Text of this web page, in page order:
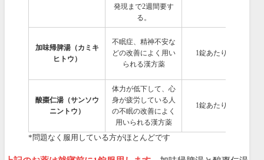
発現まで2週間要す
る。
加味帰脾湯（カミキ
ヒトウ）
不眠症、精神不安な
どの改善によく用い
られる漢方薬
1錠あたり249円
酸棗仁湯（サンソウ
ニントウ）
体力が低下して、心
身が疲労している人
の不眠の改善によく
用いられる漢方薬
1錠あたり154円
*問題なく服用している方がほとんどです